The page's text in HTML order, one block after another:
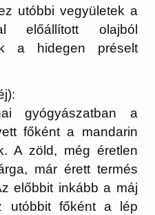
utóbbi vegyületek a
előállított olajból
a hidegen préselt
gyógyászatban a
főként a mandarin
A zöld, még éretlen
már érett termés
előbbit inkább a máj
utóbbit főként a lép